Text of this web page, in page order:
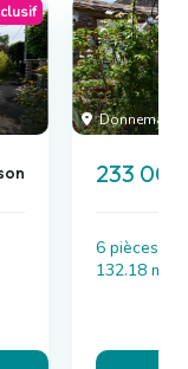
233
6 pièces , 4
132.18 m²